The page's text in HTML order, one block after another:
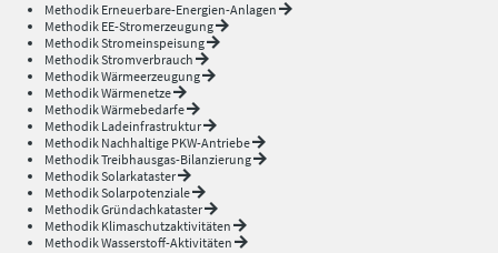
Methodik Erneuerbare-Energien-Anlagen
Methodik EE-Stromerzeugung
Methodik Stromeinspeisung
Methodik Stromverbrauch
Methodik Wärmeerzeugung
Methodik Wärmenetze
Methodik Wärmebedarfe
Methodik Ladeinfrastruktur
Methodik Nachhaltige PKW-Antriebe
Methodik Treibhausgas-Bilanzierung
Methodik Solarkataster
Methodik Solarpotenziale
Methodik Gründachkataster
Methodik Klimaschutzaktivitäten
Methodik Wasserstoff-Aktivitäten